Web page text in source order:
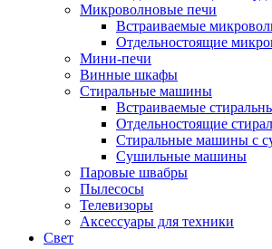
Микроволновые печи
Встраиваемые
Отдельностоящие
Мини-печи
Винные шкафы
Стиральные машины
Встраиваемые
Отдельностоящие
Стиральные машины с
Сушильные машины
Паровые швабры
Пылесосы
Телевизоры
Аксессуары для техники
Свет